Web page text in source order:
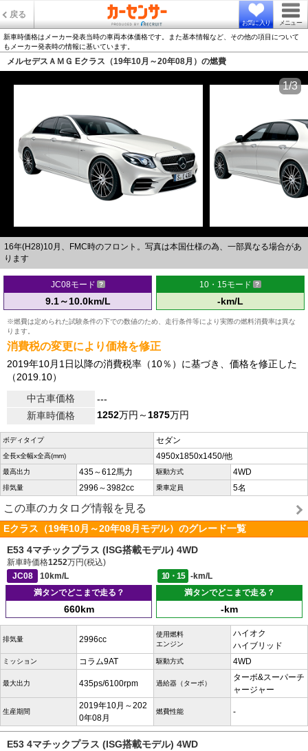
戻る
お気に入り メニュー
新車時価格はメーカー発表当時の車両本体価格です。また基本情報など、その他の項目について
もメーカー発表時の情報に基いています。
メルセデスＡＭＧ Eクラス（19年10月～20年08月）の燃費
16年(H28)10月、FMC時のフロント。写真は本国仕様の為、一部異なる場合があ
ります
1/3
JC08モード
9.1～10.0km/L
10・15モード
-km/L
※燃費は定められた試験条件の下での数値のため、走行条件等により実際の燃料消費率は異な
ります。
消費税の変更により価格を修正
2019年10月1日以降の消費税率（10％）に基づき、価格を修正した
（2019.10）
中古車価格
---
新車時価格
1252万円～1875万円
ボディタイプ セダン
全長x全幅x全高(mm) 4950x1850x1450/他
最高出力 435～612馬力 駆動方式 4WD
排気量 2996～3982cc 乗車定員 5名
この車のカタログ情報を見る
Eクラス（19年10月～20年08月モデル）のグレード一覧
E53 4マチックプラス (ISG搭載モデル) 4WD
新車時価格1252万円(税込)
JC08
10km/L 10・15
-km/L
満タンでどこまで走る？
660km
満タンでどこまで走る？
-km
排気量 2996cc
使用燃料
エンジン
ハイオク
ハイブリッド
ミッション コラム9AT 駆動方式 4WD
最大出力 435ps/6100rpm 過給器（ターボ）
ターボ&スーパーチ
ャージャー
生産期間
2019年10月～202
0年08月
燃費性能 -
E53 4マチックプラス (ISG搭載モデル) 4WD